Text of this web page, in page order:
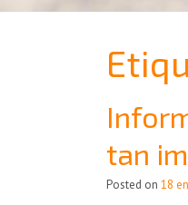
tan
Posted on 18